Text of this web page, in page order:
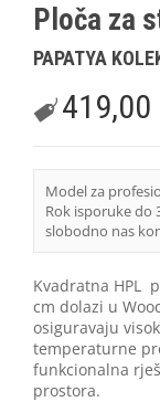
Ploča za
PAPATYA
419,00
Model za
Rok isporuke do
slobodno nas
Kvadratna HPL
cm dolazi u
osiguravaju
temperaturne
funkcionalna
prostora.